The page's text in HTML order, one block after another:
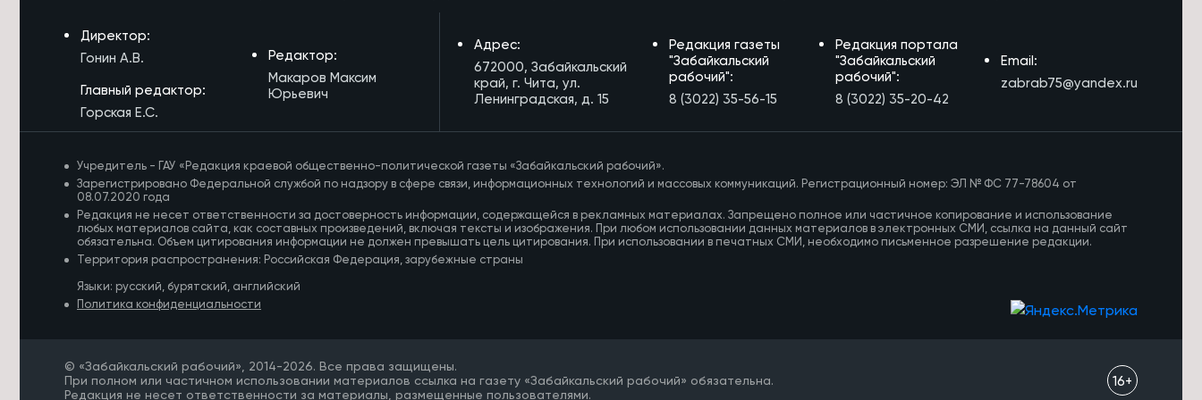
октября
Осипов поблагодарил Президента
РФ и полпреда ДФО за поддержку
Забайкалья
Забайкалье покажут в программе
«Неизвестные маршруты России»
на федеральном телеканале
7/08/2026 в 20:09
Жительница Читы обратила
внимание на разрушающуюся
Театральную площадь
благоустроили в Дульдурге по
нацпроекту за 6,7 млн рублей
Директор:
Гонин А.В.
Главный редактор:
Горская Е.С.
Редактор:
Макаров Максим
Юрьевич
Адрес:
672000, Забайкальский
край, г. Чита, ул.
Ленинградская, д. 15
Редакция газеты
"Забайкальский
рабочий":
8 (3022) 35-56-15
Редакция портала
"Забайкальский
рабочий":
8 (3022) 35-20-42
Email:
zabrab75@yandex.ru
Учредитель - ГАУ «Редакция краевой общественно-политической газеты «Забайкальский рабочий».
Зарегистрировано Федеральной службой по надзору в сфере связи, информационных технологий и массовых коммуникаций. Регистрационный номер: ЭЛ № ФС 77-78604 от
08.07.2020 года
Редакция не несет ответственности за достоверность информации, содержащейся в рекламных материалах. Запрещено полное или частичное копирование и использование
любых материалов сайта, как составных произведений, включая тексты и изображения. При любом использовании данных материалов в электронных СМИ, ссылка на данный сайт
обязательна. Объем цитирования информации не должен превышать цель цитирования. При использовании в печатных СМИ, необходимо письменное разрешение редакции.
Территория распространения: Российская Федерация, зарубежные страны
Языки: русский, бурятский, английский
Политика конфиденциальности
© «Забайкальский рабочий», 2014-2026. Все права защищены.
При полном или частичном использовании материалов ссылка на газету «Забайкальский рабочий» обязательна.
Редакция не несет ответственности за материалы, размещенные пользователями.
16+